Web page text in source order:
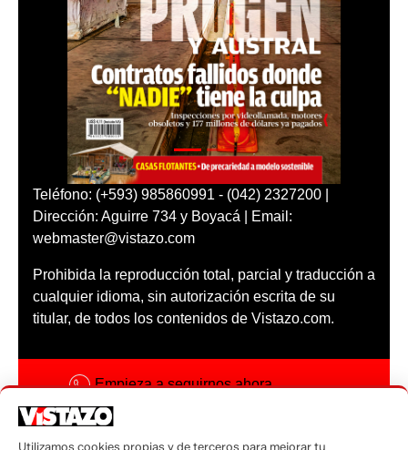
Teléfono: (+593) 985860991 - (042) 2327200 |
Dirección: Aguirre 734 y Boyacá | Email:
webmaster@vistazo.com
Prohibida la reproducción total, parcial y traducción a
cualquier idioma, sin autorización escrita de su
titular, de todos los contenidos de Vistazo.com.
Empieza a seguirnos ahora
Utilizamos cookies propias y de terceros para mejorar tu